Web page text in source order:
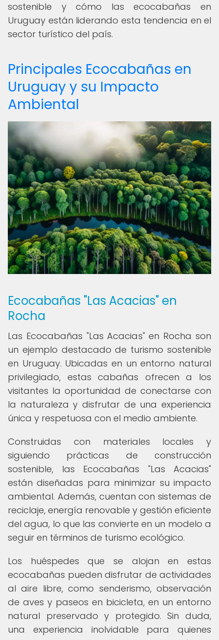
sostenible y cómo las ecocabañas en
Uruguay están liderando esta tendencia en el
sector turístico del país.
Principales Ecocabañas en
Uruguay y su Impacto
Ambiental
Ecocabañas "Las Acacias" en
Rocha
Las Ecocabañas "Las Acacias" en Rocha son
un ejemplo destacado de turismo sostenible
en Uruguay. Ubicadas en un entorno natural
privilegiado, estas cabañas ofrecen a los
visitantes la oportunidad de conectarse con
la naturaleza y disfrutar de una experiencia
única y respetuosa con el medio ambiente.
Construidas con materiales locales y
siguiendo prácticas de construcción
sostenible, las Ecocabañas "Las Acacias"
están diseñadas para minimizar su impacto
ambiental. Además, cuentan con sistemas de
reciclaje, energía renovable y gestión eficiente
del agua, lo que las convierte en un modelo a
seguir en términos de turismo ecológico.
Los huéspedes que se alojan en estas
ecocabañas pueden disfrutar de actividades
al aire libre, como senderismo, observación
de aves y paseos en bicicleta, en un entorno
natural preservado y protegido. Sin duda,
una experiencia inolvidable para quienes